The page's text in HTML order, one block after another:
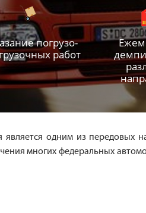
погрузо-
работ
одним из передовых
многих федеральных